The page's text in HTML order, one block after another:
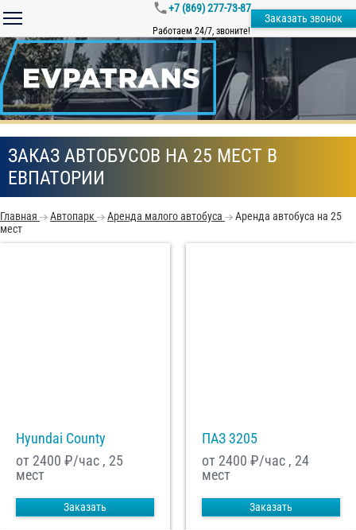
+7 (869) 277-73-87
Работаем 24/7, звоните!
Заказать звонок
ЗАКАЗ АВТОБУСОВ НА 25 МЕСТ В
ЕВПАТОРИИ
Главная Автопарк Аренда малого автобуса
Аренда автобуса на 25
мест
Hyundai County
от 2400 ₽/час , 25
мест
Заказать
ПАЗ 3205
от 2400 ₽/час , 24
мест
Заказать
Отправить заказ